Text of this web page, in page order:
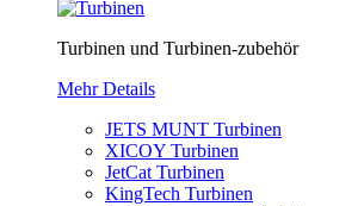
Turbinen und Turbinen-zubehör
Mehr Details
JETS MUNT Turbinen
XICOY Turbinen
JetCat Turbinen
KingTech Turbinen